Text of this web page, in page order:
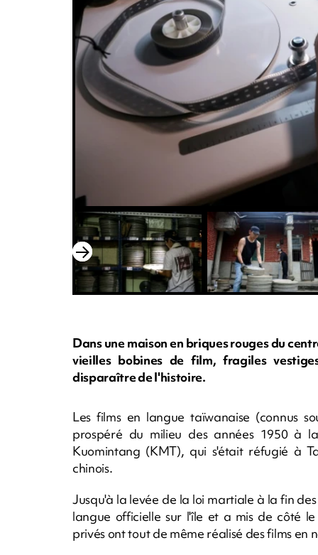
Dans une maison en briques rouges du
vieilles bobines de film, fragiles
disparaître de l'histoire.
Les films en langue taïwanaise (connus
prospéré du milieu des années 1950 à
Kuomintang (KMT), qui s'était réfugié à
chinois.
Jusqu'à la levée de la loi martiale à la fin
langue officielle sur l'île et a mis de côté
privés ont tout de même réalisé des films en